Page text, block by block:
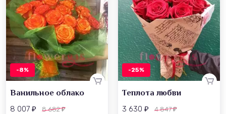
-8%
Ванильное облако
8 007 ₽ 8 682₽
-25%
Теплота любви
3 630 ₽ 4 847₽